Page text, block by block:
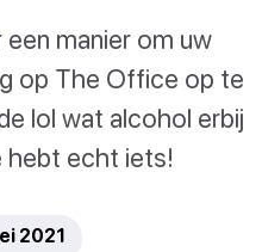
manier om uw
op The Office op te
lol wat alcohol erbij
hebt echt iets!
2021